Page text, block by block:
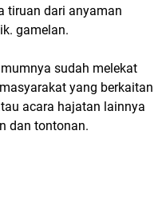
tiruan dari anyaman
gamelan.
sudah melekat
yang berkaitan
acara hajatan lainnya
dan tontonan.